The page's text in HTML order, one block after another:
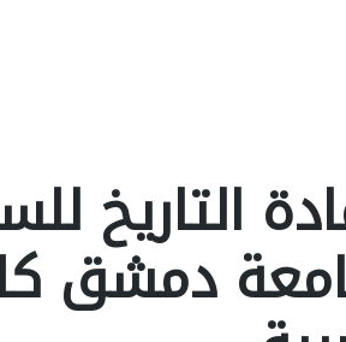
عام2014 جامعة